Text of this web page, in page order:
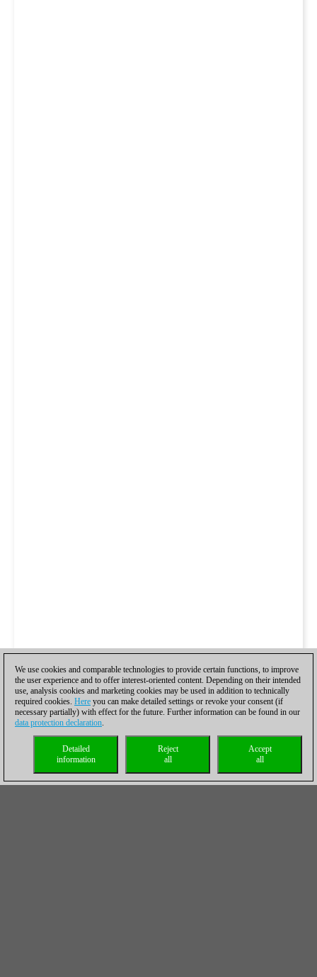
We use cookies and comparable technologies to provide certain functions, to improve
the user experience and to offer interest-oriented content. Depending on their intended
use, analysis cookies and marketing cookies may be used in addition to technically
required cookies. Here you can make detailed settings or revoke your consent (if
necessary partially) with effect for the future. Further information can be found in our
data protection declaration.
Accept
all
Reject
all
Detailed
information